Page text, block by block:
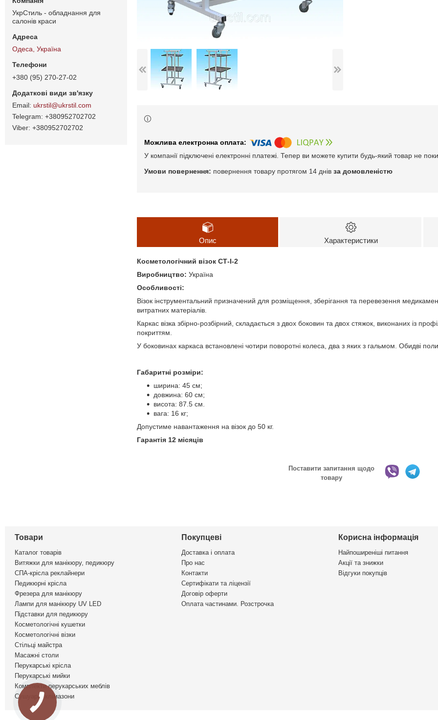
У компанії підключені електронні платежі. Тепер ви можете купити будь-який товар не
повернення товару протягом 14 днів за домовленістю
Опис Характеристики
Косметологічний візок СТ-I-2
Виробництво: Україна
Особливості:
Візок інструментальний призначений для розміщення, зберігання та перевезення
витратних матеріалів.
Каркас візка збірно-розбірний, складається з двох боковин та двох стяжок, виконаних із
покриттям.
У боковинах каркаса встановлені чотири поворотні колеса, два з яких з гальмом. Обидві
Габаритні розміри:
ширина: 45 см;
довжина: 60 см;
висота: 87.5 см.
вага: 16 кг;
Допустиме навантаження на візок до 50 кг.
Гарантія 12 місяців
Поставити запитання щодо
товару
УкрСтиль - обладнання для
салонів краси
Одеса, Україна
+380 (95) 270-27-02
ukrstil@ukrstil.com
+380952702702
+380952702702
Товари
Каталог товарів
Витяжки для манікюру, педикюру
СПА-крісла реклайнери
Педикюрні крісла
Фрезера для манікюру
Лампи для манікюру UV LED
Підставки для педикюру
Косметологічні кушетки
Косметологічні візки
Стільці майстра
Масажні столи
Перукарські крісла
Перукарські мийки
Комплекти перукарських меблів
Сушуари, клімазони
Покупцеві
Доставка і оплата
Про нас
Контакти
Сертифікати та ліцензії
Договір оферти
Оплата частинами. Розстрочка
Корисна інформація
Найпоширеніші питання
Акції та знижки
Відгуки покупців